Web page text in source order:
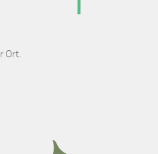
Ort.